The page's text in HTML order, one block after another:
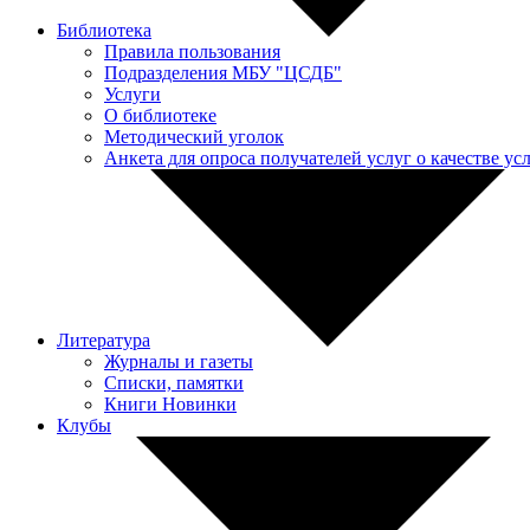
Библиотека
Правила пользования
Подразделения МБУ "ЦСДБ"
Услуги
О библиотеке
Методический уголок
Анкета для опроса получателей услуг о качестве
Литература
Журналы и газеты
Списки, памятки
Книги Новинки
Клубы